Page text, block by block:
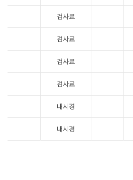
검사료
검사료
검사료
검사료
내시경
내시경